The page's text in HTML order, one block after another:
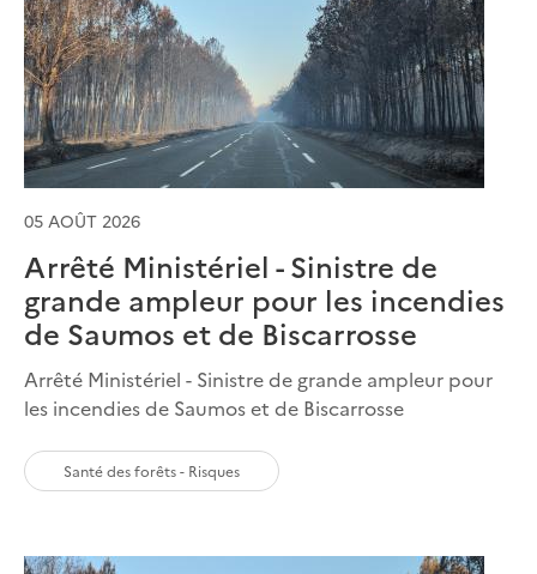
05 AOÛT 2026
Arrêté Ministériel - Sinistre de
grande ampleur pour les incendies
de Saumos et de Biscarrosse
Arrêté Ministériel - Sinistre de grande ampleur pour
les incendies de Saumos et de Biscarrosse
Santé des forêts - Risques